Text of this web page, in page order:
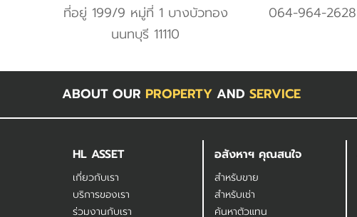
ที่อยู่ 199/9 หมู่ที่ 1 บางบัวทอง
นนทบุรี 11110
064-964-2628
ABOUT OUR PROPERTY AND SERVICE
HL ASSET
เกี่ยวกับเรา
บริการของเรา
ร่วมงานกับเรา
อสังหาฯ คุณสนใจ
สำหรับขาย
สำหรับเช่า
ค้นหาตัวแทน